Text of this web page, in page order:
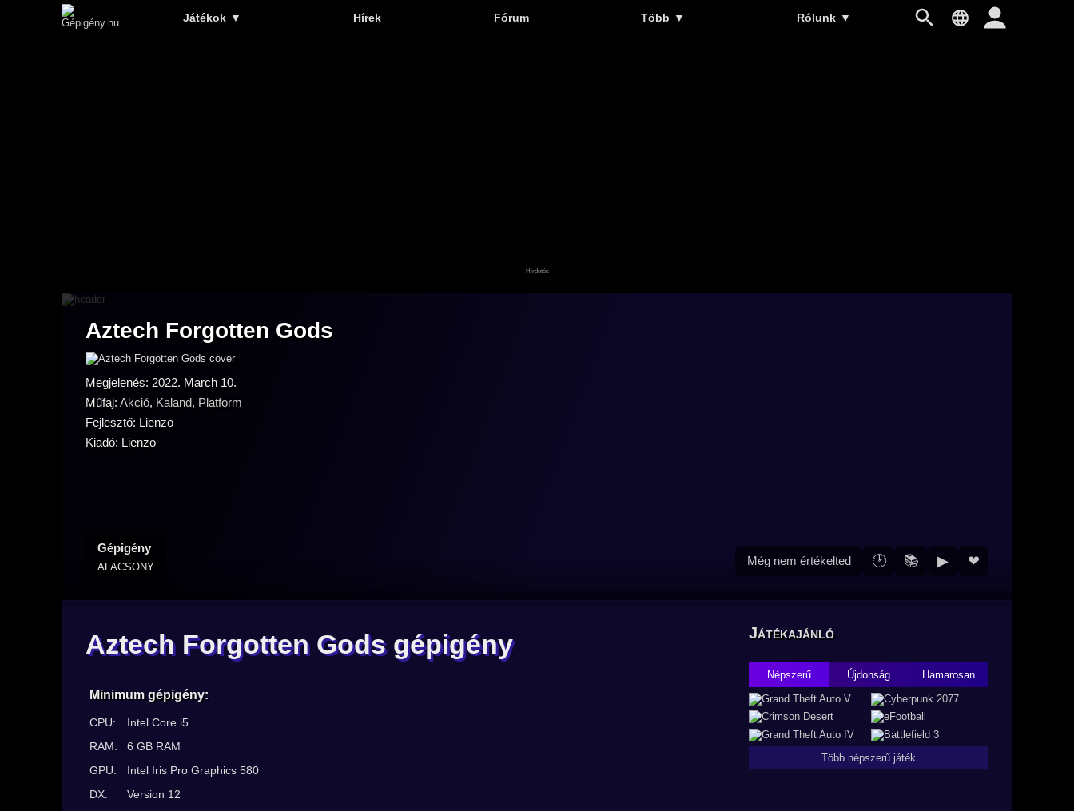
Játékok ▼ Hírek Fórum Több ▼ Rólunk ▼
Aztech Forgotten Gods
Megjelenés: 2022. March 10.
Műfaj: Akció, Kaland, Platform
Fejlesztő: Lienzo
Kiadó: Lienzo
Gépigény
ALACSONY Még nem értékelted 🕑 📚 ▶ ❤
Aztech Forgotten Gods gépigény
Minimum gépigény:
CPU:
Intel Core i5
RAM:
6 GB RAM
GPU:
Intel Iris Pro Graphics 580
DX:
Version 12
Játékajánló
Népszerű Újdonság Hamarosan
Több népszerű játék